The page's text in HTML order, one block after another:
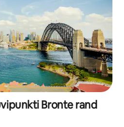
Bronte rand